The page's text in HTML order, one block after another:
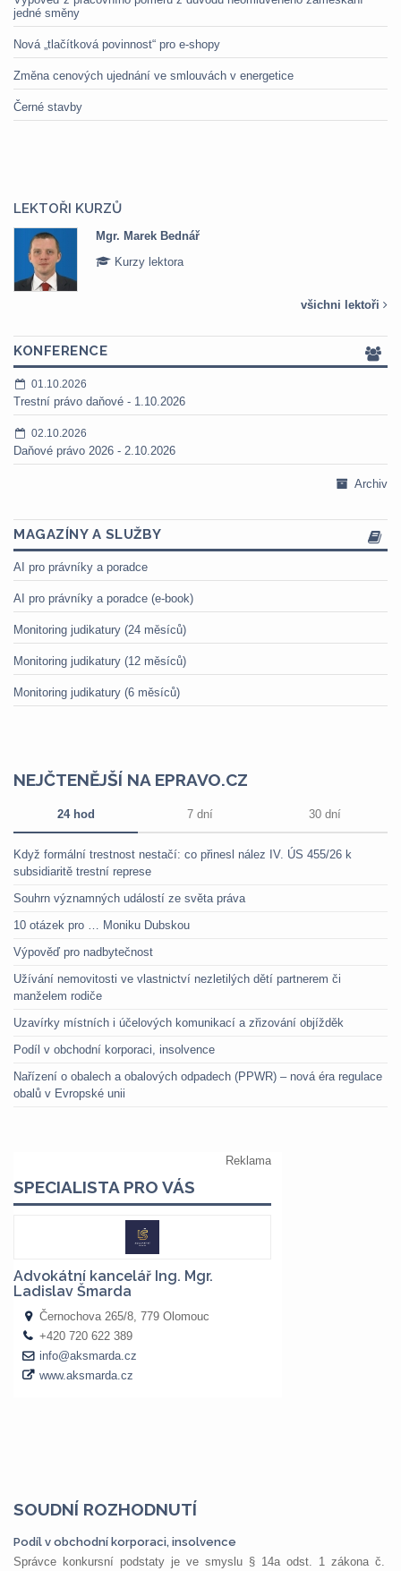
jedné směny
Nová „tlačítková povinnost“ pro e-shopy
Změna cenových ujednání ve smlouvách v energetice
Černé stavby
LEKTOŘI KURZŮ
Mgr. Marek Bednář
Kurzy lektora
všichni lektoři
KONFERENCE
01.10.2026
Trestní právo daňové - 1.10.2026
02.10.2026
Daňové právo 2026 - 2.10.2026
Archiv
MAGAZÍNY A SLUŽBY
AI pro právníky a poradce
AI pro právníky a poradce (e-book)
Monitoring judikatury (24 měsíců)
Monitoring judikatury (12 měsíců)
Monitoring judikatury (6 měsíců)
NEJČTENĚJŠÍ NA EPRAVO.CZ
24 hod 7 dní 30 dní
Když formální trestnost nestačí: co přinesl nález IV. ÚS 455/26 k
subsidiaritě trestní represe
Souhrn významných událostí ze světa práva
10 otázek pro … Moniku Dubskou
Výpověď pro nadbytečnost
Užívání nemovitosti ve vlastnictví nezletilých dětí partnerem či
manželem rodiče
Uzavírky místních i účelových komunikací a zřizování objížděk
Podíl v obchodní korporaci, insolvence
Nařízení o obalech a obalových odpadech (PPWR) – nová éra regulace
obalů v Evropské unii
SOUDNÍ ROZHODNUTÍ
Podíl v obchodní korporaci, insolvence
Správce konkursní podstaty je ve smyslu § 14a odst. 1 zákona č.